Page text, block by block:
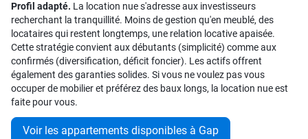
Profil adapté. La location nue s'adresse aux investisseurs
recherchant la tranquillité. Moins de gestion qu'en meublé, des
locataires qui restent longtemps, une relation locative apaisée.
Cette stratégie convient aux débutants (simplicité) comme aux
confirmés (diversification, déficit foncier). Les actifs offrent
également des garanties solides. Si vous ne voulez pas vous
occuper de mobilier et préférez des baux longs, la location nue est
faite pour vous.
Voir les appartements disponibles à Gap